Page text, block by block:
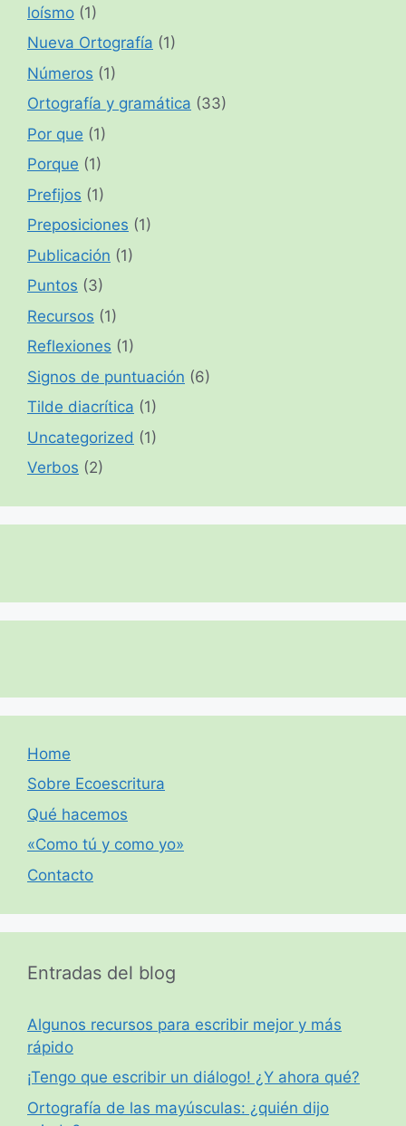
loísmo (1)
Nueva Ortografía (1)
Números (1)
Ortografía y gramática (33)
Por que (1)
Porque (1)
Prefijos (1)
Preposiciones (1)
Publicación (1)
Puntos (3)
Recursos (1)
Reflexiones (1)
Signos de puntuación (6)
Tilde diacrítica (1)
Uncategorized (1)
Verbos (2)
Home
Sobre Ecoescritura
Qué hacemos
«Como tú y como yo»
Contacto
Entradas del blog
Algunos recursos para escribir mejor y más
rápido
¡Tengo que escribir un diálogo! ¿Y ahora qué?
Ortografía de las mayúsculas: ¿quién dijo